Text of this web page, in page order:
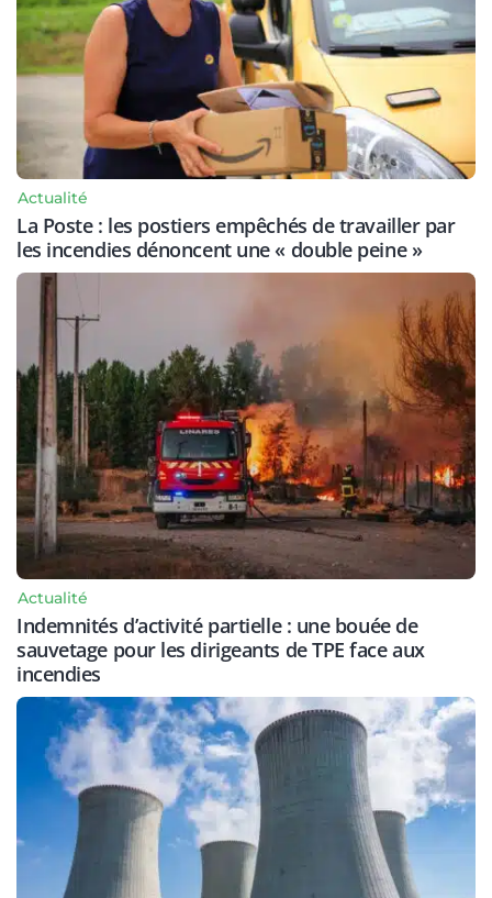
Actualité
La Poste : les postiers empêchés de travailler par
les incendies dénoncent une « double peine »
Actualité
Indemnités d’activité partielle : une bouée de
sauvetage pour les dirigeants de TPE face aux
incendies